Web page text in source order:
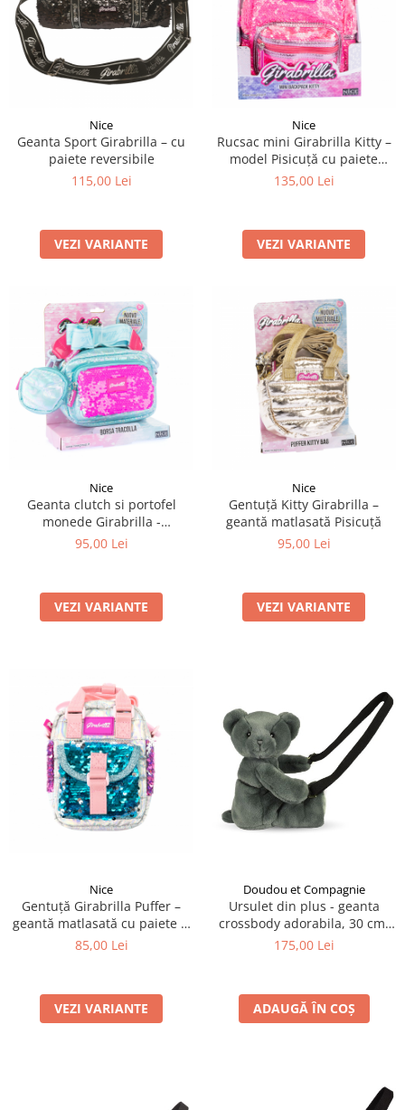
Nice
Geanta Sport Girabrilla – cu
paiete reversibile
115,00 Lei
VEZI VARIANTE
Nice
Rucsac mini Girabrilla Kitty –
model Pisicuță cu paiete
reversibile
135,00 Lei
VEZI VARIANTE
Nice
Geanta clutch si portofel
monede Girabrilla -
matlasata, cu paiete
95,00 Lei
VEZI VARIANTE
Nice
Gentuță Kitty Girabrilla –
geantă matlasată Pisicuță
95,00 Lei
VEZI VARIANTE
Nice
Gentuță Girabrilla Puffer –
geantă matlasată cu paiete și
efect irizat
85,00 Lei
VEZI VARIANTE
Doudou et Compagnie
Ursulet din plus - geanta
crossbody adorabila, 30 cm,
Kaki
175,00 Lei
ADAUGĂ ÎN COȘ